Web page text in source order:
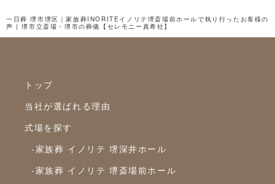
2024年5月
2024年4月
2024年2月
2024年1月
2023年12月
2023年11月
2023年10月
一日葬 堺市堺区｜家族葬INORITEイノリテ堺斎場前ホールで執り行ったお客様の
声 | 堺市立斎場・堺市の葬儀【セレモニー真希社】
トップ
当社が選ばれる理由
式場を探す
-家族葬 イノリテ 堺深井ホール
-家族葬 イノリテ 堺斎場前ホール